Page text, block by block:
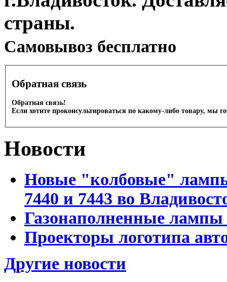
страны.
Cамовывоз бесплатно
Обратная связь
Обратная связь!
Если хотите проконсультироваться по какому-либо товару, мы
Новости
Новые "колбовые"
7440 и 7443 во
Газонаполненные лампы
Проекторы логотипа
Другие новости